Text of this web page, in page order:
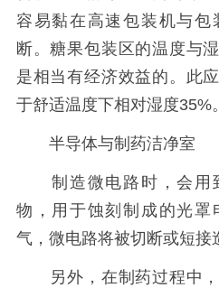
容易黏在高速包装机与包
断。糖果包装区的温度与
是相当有经济效益的。此
于舒适温度下相对湿度35%。
半导体与制药洁净室
制造微电路时，会用
物，用于蚀刻制成的光罩
气，微电路将被切断或短接
另外，在制药过程中，